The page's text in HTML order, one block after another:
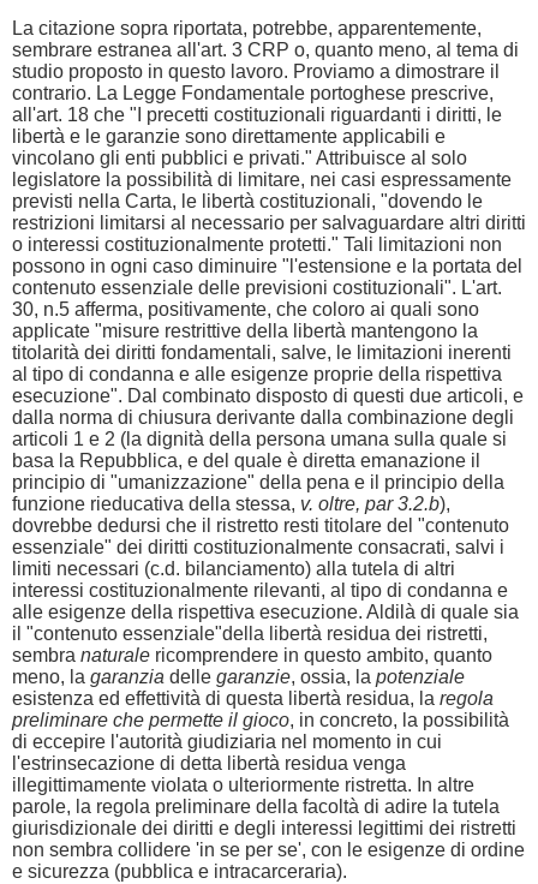
La citazione sopra riportata, potrebbe, apparentemente,
sembrare estranea all'art. 3 CRP o, quanto meno, al tema di
studio proposto in questo lavoro. Proviamo a dimostrare il
contrario. La Legge Fondamentale portoghese prescrive,
all'art. 18 che "I precetti costituzionali riguardanti i diritti, le
libertà e le garanzie sono direttamente applicabili e
vincolano gli enti pubblici e privati." Attribuisce al solo
legislatore la possibilità di limitare, nei casi espressamente
previsti nella Carta, le libertà costituzionali, "dovendo le
restrizioni limitarsi al necessario per salvaguardare altri diritti
o interessi costituzionalmente protetti." Tali limitazioni non
possono in ogni caso diminuire "l'estensione e la portata del
contenuto essenziale delle previsioni costituzionali". L'art.
30, n.5 afferma, positivamente, che coloro ai quali sono
applicate "misure restrittive della libertà mantengono la
titolarità dei diritti fondamentali, salve, le limitazioni inerenti
al tipo di condanna e alle esigenze proprie della rispettiva
esecuzione". Dal combinato disposto di questi due articoli, e
dalla norma di chiusura derivante dalla combinazione degli
articoli 1 e 2 (la dignità della persona umana sulla quale si
basa la Repubblica, e del quale è diretta emanazione il
principio di "umanizzazione" della pena e il principio della
funzione rieducativa della stessa, v. oltre, par 3.2.b),
dovrebbe dedursi che il ristretto resti titolare del "contenuto
essenziale" dei diritti costituzionalmente consacrati, salvi i
limiti necessari (c.d. bilanciamento) alla tutela di altri
interessi costituzionalmente rilevanti, al tipo di condanna e
alle esigenze della rispettiva esecuzione. Aldilà di quale sia
il "contenuto essenziale"della libertà residua dei ristretti,
sembra naturale ricomprendere in questo ambito, quanto
meno, la garanzia delle garanzie, ossia, la potenziale
esistenza ed effettività di questa libertà residua, la regola
preliminare che permette il gioco, in concreto, la possibilità
di eccepire l'autorità giudiziaria nel momento in cui
l'estrinsecazione di detta libertà residua venga
illegittimamente violata o ulteriormente ristretta. In altre
parole, la regola preliminare della facoltà di adire la tutela
giurisdizionale dei diritti e degli interessi legittimi dei ristretti
non sembra collidere 'in se per se', con le esigenze di ordine
e sicurezza (pubblica e intracarceraria).